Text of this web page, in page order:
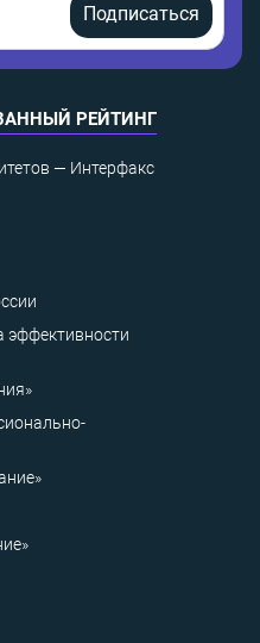
Подписаться
РЕЙТИНГ
— Интерфакс
эффективности